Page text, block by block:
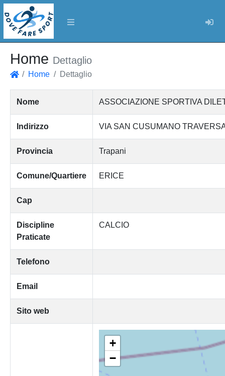
Home Dettaglio
Home Dettaglio
Nome ASSOCIAZIONE SPORTIVA
Indirizzo VIA SAN CUSUMANO
Provincia Trapani
Comune/Quartiere ERICE
Cap
Discipline
Praticate
CALCIO
Telefono
Email
Sito web
+
−